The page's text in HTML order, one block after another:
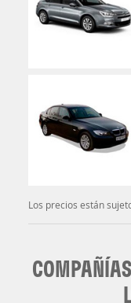
Los precios están